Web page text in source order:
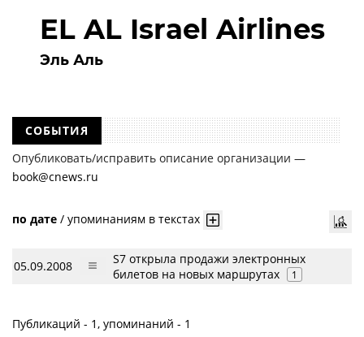
EL AL Israel Airlines
Эль Аль
СОБЫТИЯ
Опубликовать/исправить описание организации —
book@cnews.ru
по дате / упоминаниям в текстах
05.09.2008
S7 открыла продажи электронных
билетов на новых маршрутах
1
Публикаций - 1, упоминаний - 1